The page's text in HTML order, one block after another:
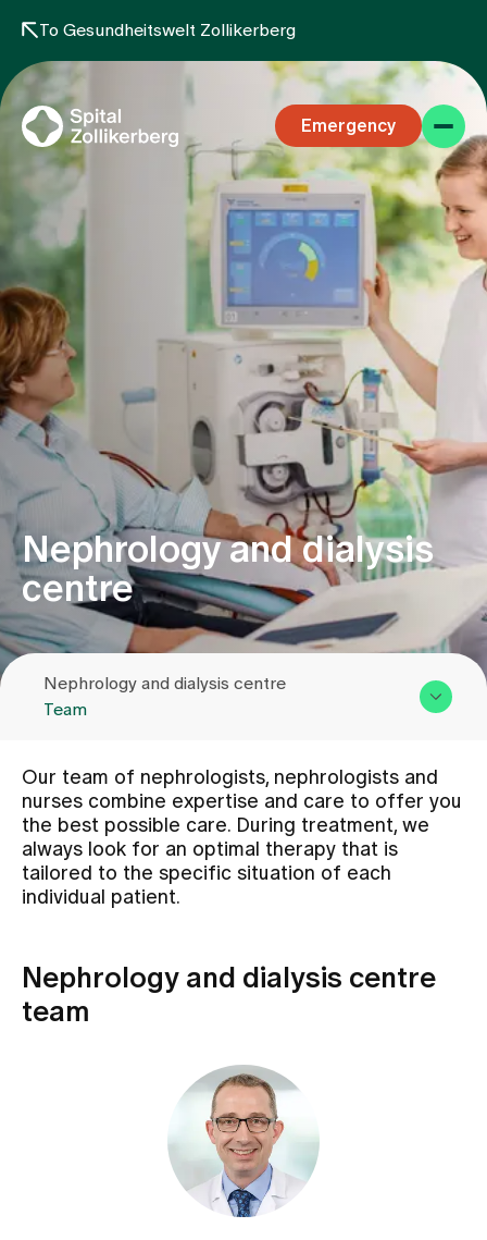
To Gesundheitswelt Zollikerberg
Emergency
Specialist areas
Stay
Team
Assigning
Events
About us
Latest news
Jobs & Career
Media
Publications
Nephrology and dialysis
centre
Nephrology and dialysis centre
Team
Overview & Services
Team
Assigning
Contact us
Our team of nephrologists, nephrologists and
nurses combine expertise and care to offer you
the best possible care. During treatment, we
always look for an optimal therapy that is
tailored to the specific situation of each
individual patient.
Nephrology and dialysis centre
team